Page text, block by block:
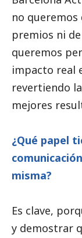
no queremos
premios ni
queremos
impacto real
revertiendo
mejores
¿Qué papel
misma?
Es clave,
y demostrar